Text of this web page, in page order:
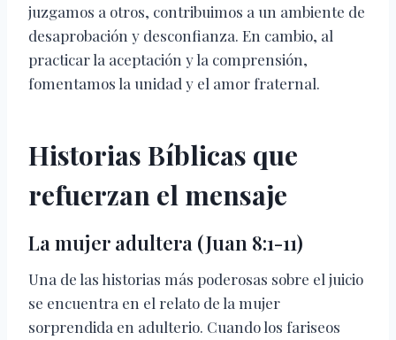
juzgamos a otros, contribuimos a un ambiente de
desaprobación y desconfianza. En cambio, al
practicar la aceptación y la comprensión,
fomentamos la unidad y el amor fraternal.
Historias Bíblicas que
refuerzan el mensaje
La mujer adultera (Juan 8:1-11)
Una de las historias más poderosas sobre el juicio
se encuentra en el relato de la mujer
sorprendida en adulterio. Cuando los fariseos